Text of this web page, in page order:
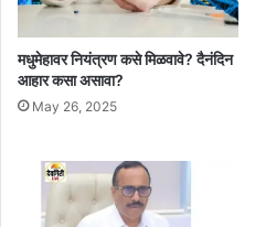
मधुमेहावर नियंत्रण कसे मिळवावे? दैनंदिन
आहार कसा असावा?
May 26, 2025